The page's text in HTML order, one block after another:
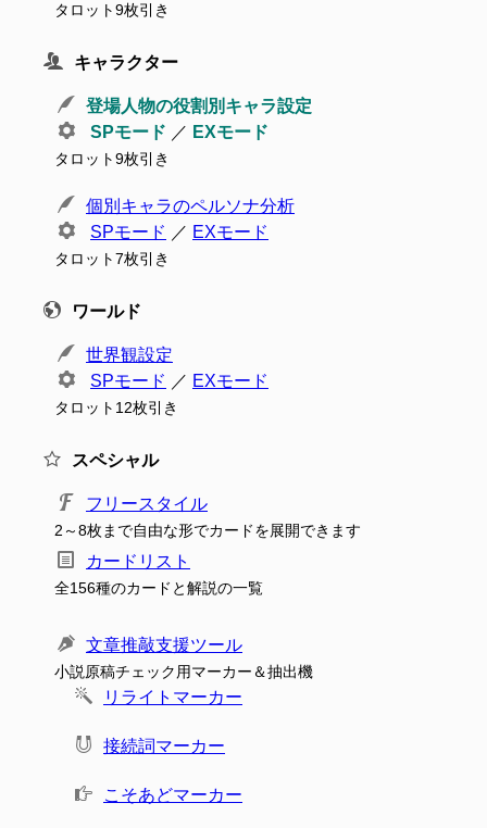
タロット9枚引き
キャラクター
登場人物の役割別キャラ設定
SPモード ／ EXモード
タロット9枚引き
個別キャラのペルソナ分析
SPモード ／ EXモード
タロット7枚引き
ワールド
世界観設定
SPモード ／ EXモード
タロット12枚引き
スペシャル
フリースタイル
2～8枚まで自由な形でカードを展開できます
カードリスト
全156種のカードと解説の一覧
文章推敲支援ツール
小説原稿チェック用マーカー＆抽出機
リライトマーカー
接続詞マーカー
こそあどマーカー